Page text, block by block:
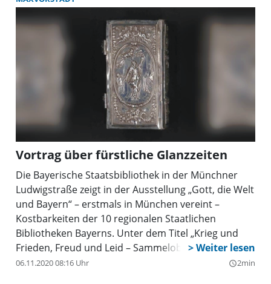
Europa statt. Es soll ein starkes Zeichen für das
Lesen setzen und gleichzeitig ein sehr
niederschwelliges Projekt sein.
Vortrag über fürstliche Glanzzeiten
Die Bayerische Staatsbibliothek in der Münchner
Ludwigstraße zeigt in der Ausstellung „Gott, die Welt
und Bayern“ – erstmals in München vereint –
Kostbarkeiten der 10 regionalen Staatlichen
Bibliotheken Bayerns. Unter dem Titel „Krieg und
Frieden, Freud und Leid – Sammelobjekte des 17. bis
20. Jahrhunderts“ zeigt die Ausstellung bis 7. Juli
06.11.2020 08:16 Uhr query_builder2min